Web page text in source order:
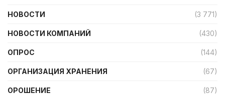
НОВОСТИ (3 771)
НОВОСТИ КОМПАНИЙ (430)
ОПРОС (144)
ОРГАНИЗАЦИЯ ХРАНЕНИЯ (67)
ОРОШЕНИЕ (87)